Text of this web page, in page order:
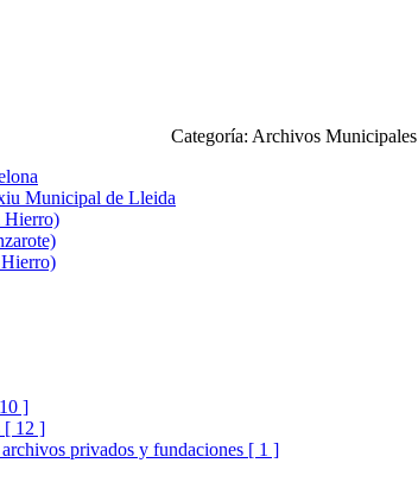
Categoría: Archivos Municipales
Municipal de Lleida
Hierro)
]
[ 12 ]
privados y fundaciones [ 1 ]